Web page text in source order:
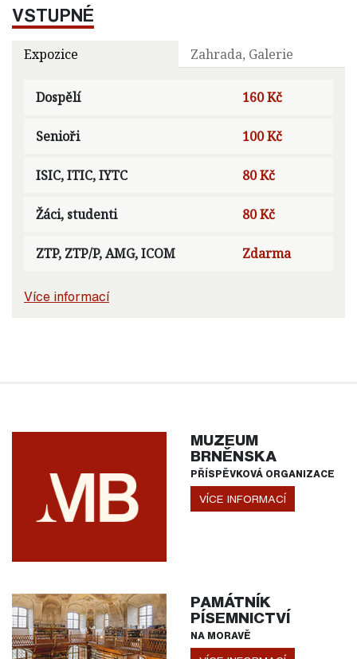
VSTUPNÉ
Expozice Zahrada, Galerie
Dospělí 160 Kč
Senioři 100 Kč
ISIC, ITIC, IYTC 80 Kč
Žáci, studenti 80 Kč
ZTP, ZTP/P, AMG, ICOM Zdarma
Více informací
MUZEUM
BRNĚNSKA
PŘÍSPĚVKOVÁ ORGANIZACE
VÍCE INFORMACÍ
PAMÁTNÍK
PÍSEMNICTVÍ
NA MORAVĚ